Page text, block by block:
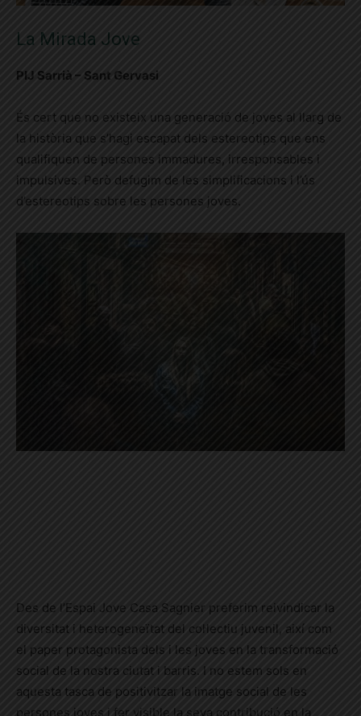
La Mirada Jove
PIJ Sarrià – Sant Gervasi
És cert que no existeix una generació de joves al llarg de
la història que s’hagi escapat dels estereotips que ens
qualifiquen de persones immadures, irresponsables i
impulsives. Però defugim de les simplificacions i l’ús
d’estereotips sobre les persones joves.
Des de l’Espai Jove Casa Sagnier preferim reivindicar la
diversitat i heterogeneïtat del col·lectiu juvenil, així com
el paper protagonista dels i les joves en la transformació
social de la nostra ciutat i barris. I no estem sols en
aquesta tasca de positivitzar la imatge social de les
persones joves i fer visible la seva contribució en la